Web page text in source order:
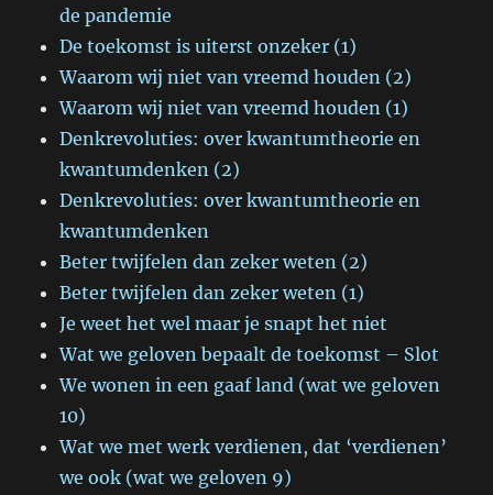
de pandemie
De toekomst is uiterst onzeker (1)
Waarom wij niet van vreemd houden (2)
Waarom wij niet van vreemd houden (1)
Denkrevoluties: over kwantumtheorie en
kwantumdenken (2)
Denkrevoluties: over kwantumtheorie en
kwantumdenken
Beter twijfelen dan zeker weten (2)
Beter twijfelen dan zeker weten (1)
Je weet het wel maar je snapt het niet
Wat we geloven bepaalt de toekomst – Slot
We wonen in een gaaf land (wat we geloven
10)
Wat we met werk verdienen, dat ‘verdienen’
we ook (wat we geloven 9)